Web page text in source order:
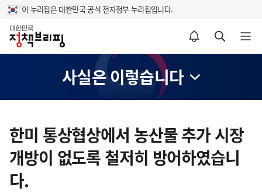
이 누리집은 대한민국 공식 전자정부 누리집입니다.
홈
알림설정 바로가기 검색 바로가기 메뉴 열기
사실은 이렇습니다
텐
츠
영
역
한미 통상협상에서 농산물 추가 시장
개방이 없도록 철저히 방어하였습니
다.